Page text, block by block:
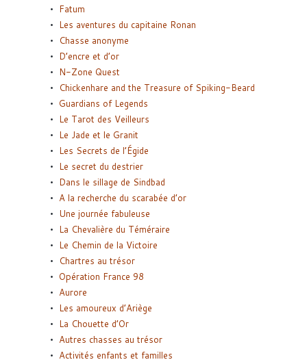
Fatum
Les aventures du capitaine Ronan
Chasse anonyme
D’encre et d’or
N-Zone Quest
Chickenhare and the Treasure of Spiking-Beard
Guardians of Legends
Le Tarot des Veilleurs
Le Jade et le Granit
Les Secrets de l’Égide
Le secret du destrier
Dans le sillage de Sindbad
A la recherche du scarabée d’or
Une journée fabuleuse
La Chevalière du Téméraire
Le Chemin de la Victoire
Chartres au trésor
Opération France 98
Aurore
Les amoureux d’Ariège
La Chouette d’Or
Autres chasses au trésor
Activités enfants et familles